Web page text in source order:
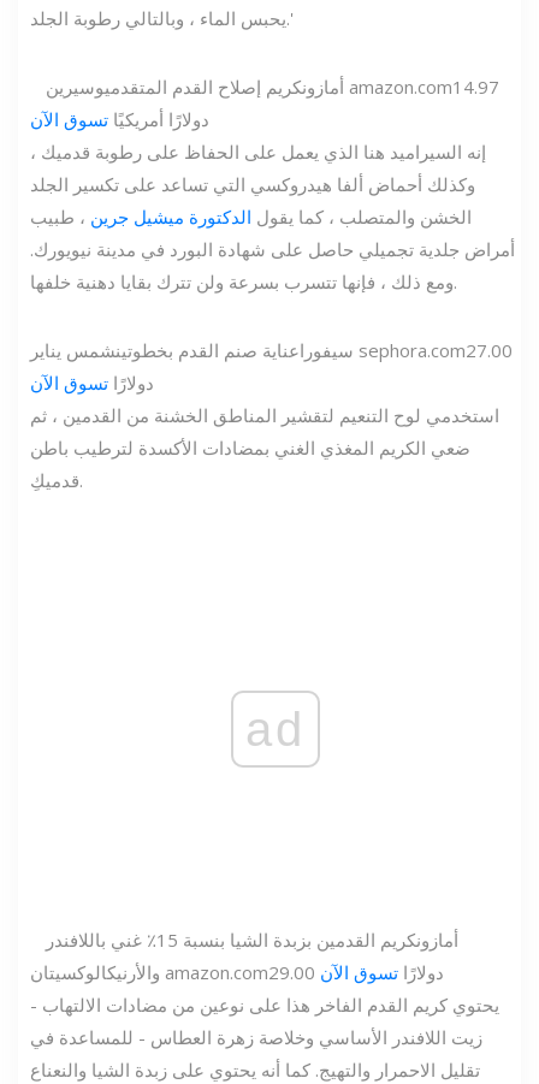
يحبس الماء ، وبالتالي رطوبة الجلد.'
أمازونكريم إصلاح القدم المتقدميوسيرين amazon.com14.97
دولارًا أمريكيًا تسوق الآن
إنه السيراميد هنا الذي يعمل على الحفاظ على رطوبة قدميك ،
وكذلك أحماض ألفا هيدروكسي التي تساعد على تكسير الجلد
الخشن والمتصلب ، كما يقول الدكتورة ميشيل جرين ، طبيب
أمراض جلدية تجميلي حاصل على شهادة البورد في مدينة نيويورك.
ومع ذلك ، فإنها تتسرب بسرعة ولن تترك بقايا دهنية خلفها.
سيفوراعناية صنم القدم بخطوتينشمس يناير sephora.com27.00
دولارًا تسوق الآن
استخدمي لوح التنعيم لتقشير المناطق الخشنة من القدمين ، ثم
ضعي الكريم المغذي الغني بمضادات الأكسدة لترطيب باطن
قدميكِ.
ad
أمازون
كريم القدمين بزبدة الشيا بنسبة 15٪ غني باللافندر
والأرنيكالوكسيتان amazon.com 29.00 دولارًا تسوق الآن
يحتوي كريم القدم الفاخر هذا على نوعين من مضادات الالتهاب -
زيت اللافندر الأساسي وخلاصة زهرة العطاس - للمساعدة في
تقليل الاحمرار والتهيج. كما أنه يحتوي على زبدة الشيا والنعناع